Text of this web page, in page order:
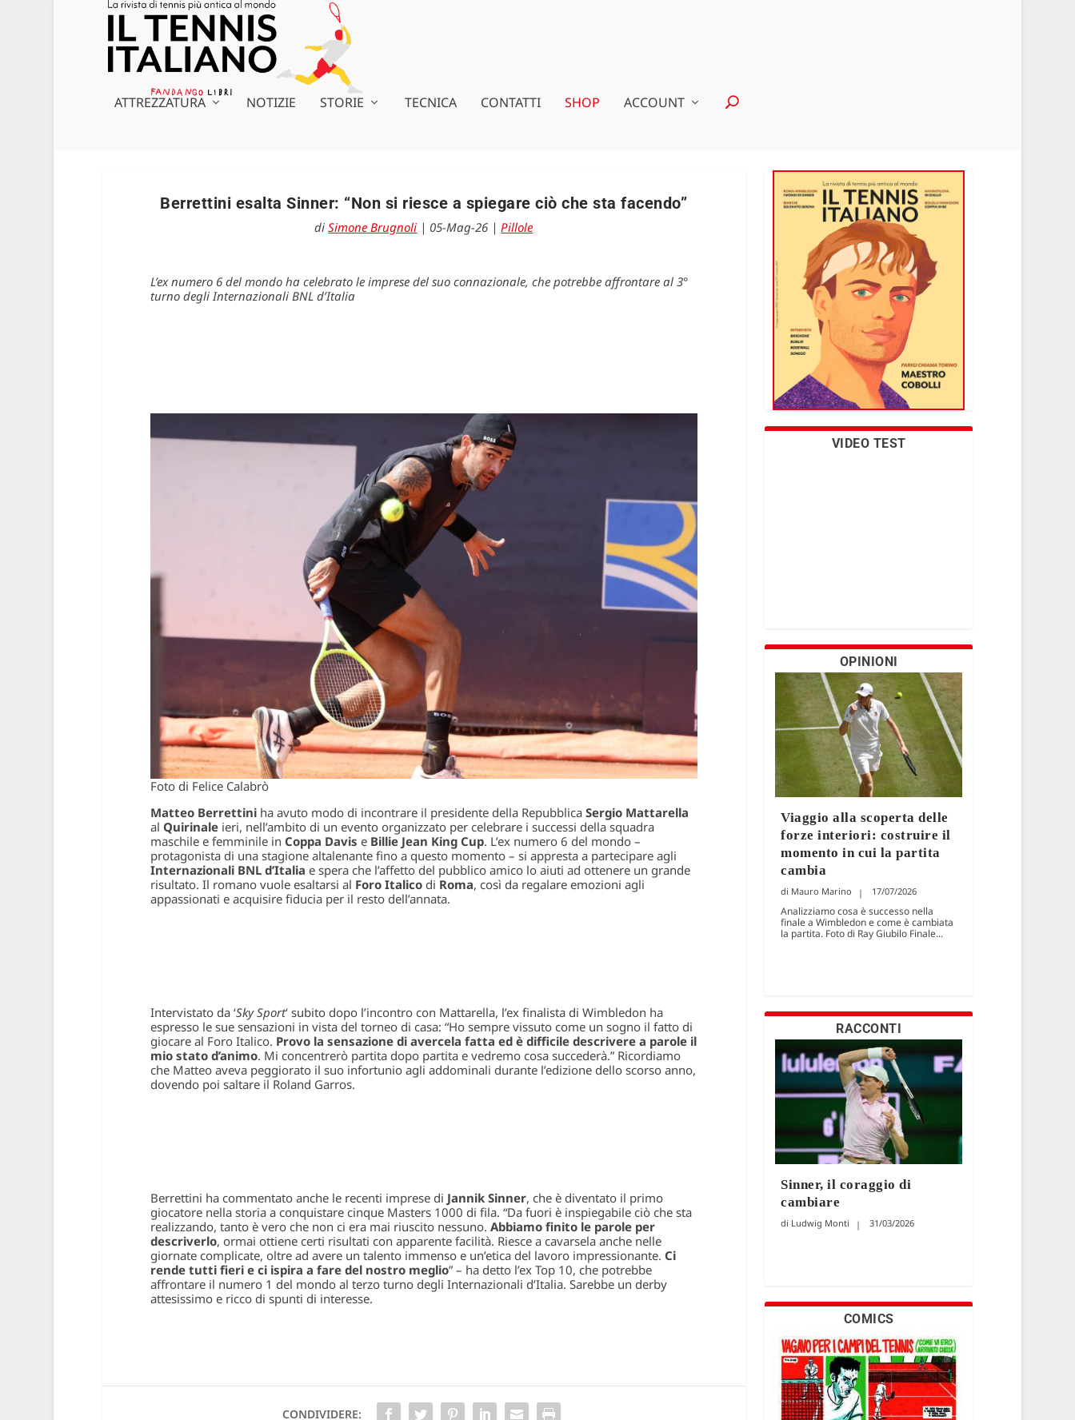
ATTREZZATURA NOTIZIE STORIE TECNICA CONTATTI SHOP ACCOUNT
Berrettini esalta Sinner: “Non si riesce a spiegare ciò che sta facendo”
diSimone Brugnoli | 05-Mag-26 |Pillole
L’ex numero 6 del mondo ha celebrato le imprese del suo connazionale, che potrebbe affrontare al 3°
turno degli Internazionali BNL d’Italia
Foto di Felice Calabrò
Matteo Berrettini ha avuto modo di incontrare il presidente della Repubblica Sergio Mattarella
al Quirinaleieri, nell’ambito di un evento organizzato per celebrare i successi della squadra
maschile e femminile in Coppa Davis e Billie Jean King Cup. L’ex numero 6 del mondo –
protagonista di una stagione altalenante fino a questo momento – si appresta a partecipare agli
Internazionali BNL d’Italia e spera che l’affetto del pubblico amico lo aiuti ad ottenere un grande
risultato. Il romano vuole esaltarsi al Foro Italicodi Roma, così da regalare emozioni agli
appassionati e acquisire fiducia per il resto dell’annata.
Intervistato da ‘Sky Sport‘ subito dopo l’incontro con Mattarella, l’ex finalista di Wimbledon ha
espresso le sue sensazioni in vista del torneo di casa: “Ho sempre vissuto come un sogno il fatto di
giocare al Foro Italico. Provo la sensazione di avercela fatta ed è difficile descrivere a parole il
mio stato d’animo. Mi concentrerò partita dopo partita e vedremo cosa succederà.” Ricordiamo
che Matteo aveva peggiorato il suo infortunio agli addominali durante l’edizione dello scorso anno,
dovendo poi saltare il Roland Garros.
Berrettini ha commentato anche le recenti imprese di Jannik Sinner, che è diventato il primo
giocatore nella storia a conquistare cinque Masters 1000 di fila. “Da fuori è inspiegabile ciò che sta
realizzando, tanto è vero che non ci era mai riuscito nessuno. Abbiamo finito le parole per
descriverlo, ormai ottiene certi risultati con apparente facilità. Riesce a cavarsela anche nelle
giornate complicate, oltre ad avere un talento immenso e un’etica del lavoro impressionante. Ci
rende tutti fieri e ci ispira a fare del nostro meglio” – ha detto l’ex Top 10, che potrebbe
affrontare il numero 1 del mondo al terzo turno degli Internazionali d’Italia. Sarebbe un derby
attesissimo e ricco di spunti di interesse.
CONDIVIDERE:
VIDEO TEST
OPINIONI
Viaggio alla scoperta delle
forze interiori: costruire il
momento in cui la partita
cambia
Mauro Marino 17/07/2026
Analizziamo cosa è successo nella
finale a Wimbledon e come è cambiata
la partita. Foto di Ray Giubilo Finale...
RACCONTI
Sinner, il coraggio di
cambiare
Ludwig Monti 31/03/2026
COMICS